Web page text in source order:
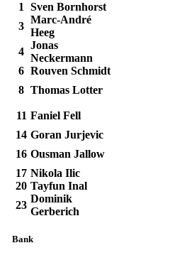
1
Sven Bornhorst
3
Marc-André
Heeg
4
Jonas
Neckermann
6 Rouven Schmidt
8 Thomas Lotter
11 Faniel Fell
14 Goran Jurjevic
16 Ousman Jallow
17 Nikola Ilic
20 Tayfun Inal
23
Dominik
Gerberich
Bank